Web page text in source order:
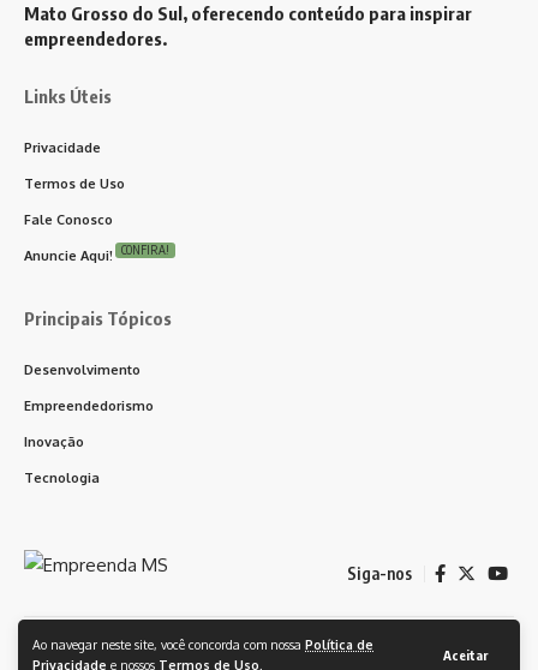
Ao navegar neste site, você concorda com nossa Política de
Privacidade e nossos Termos de Uso
Aceitar
Mato Grosso do Sul, oferecendo conteúdo para inspirar
empreendedores.
Links Úteis
Privacidade
Termos de Uso
Fale Conosco
Anuncie Aqui! CONFIRA!
Principais Tópicos
Desenvolvimento
Empreendedorismo
Inovação
Tecnologia
Siga-nos
© 2024 Empreenda CG. Feito orgulhosamente com ❤️ WordPress. Todos